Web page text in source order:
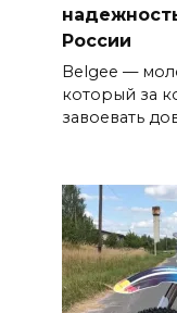
России
Belgee —
который за
завоевать